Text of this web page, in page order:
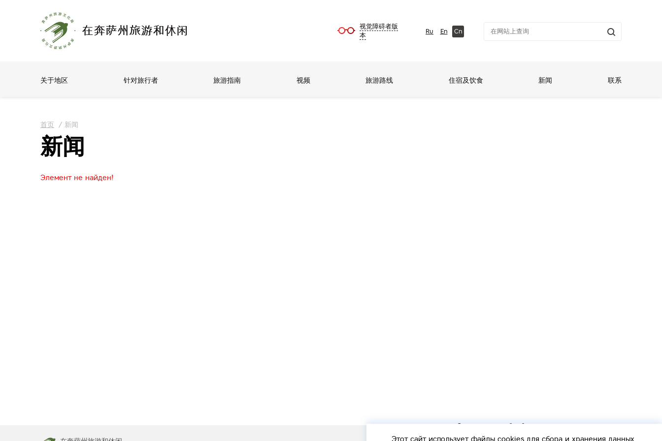
视觉障碍者版
本
Ru En Cn
关于地区 针对旅行者 旅游指南 视频 旅游路线 住宿及饮食 新闻 联系
首页 / 新闻
新闻
Элемент не найден!
Согласие на обработку персональных данных
Политика обработки персональных данных
Этот сайт использует файлы cookies для сбора и хранения данных.